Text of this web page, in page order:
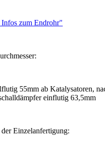
Infos zum Endrohr"
55mm ab Katalysatoren,
einflutig 63,5mm
Einzelanfertigung: